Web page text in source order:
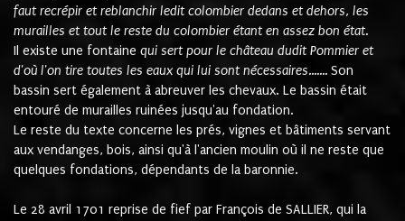
faut recrépir et reblanchir ledit colombier dedans et dehors, les
murailles et tout le reste du colombier étant en assez bon état.
Il existe une fontaine qui sert pour le château dudit Pommier et
d'où l'on tire toutes les eaux qui lui sont nécessaires....... Son
bassin sert également à abreuver les chevaux. Le bassin était
entouré de murailles ruinées jusqu'au fondation.
Le reste du texte concerne les prés, vignes et bâtiments servant
aux vendanges, bois, ainsi qu'à l'ancien moulin où il ne reste que
quelques fondations, dépendants de la baronnie.
Le 28 avril 1701 reprise de fief par François de SALLIER, qui la